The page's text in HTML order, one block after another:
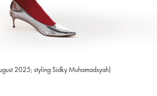
2025; styling Sidky Muhamadsyah)